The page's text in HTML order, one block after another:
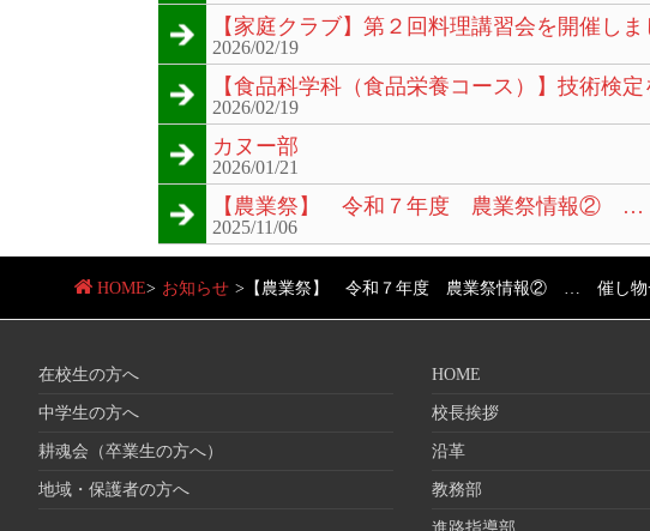
【家庭クラブ】第２回料理講習会を開催しま
2026/02/19
【食品科学科（食品栄養コース）】技術検
2026/02/19
カヌー部
2026/01/21
【農業祭】 令和７年度 農業祭情報② …
2025/11/06
HOME> お知らせ > 【農業祭】 令和７年度 農業祭情報② … 催し物
在校生の方へ
中学生の方へ
耕魂会（卒業生の方へ）
地域・保護者の方へ
HOME
校長挨拶
沿革
教務部